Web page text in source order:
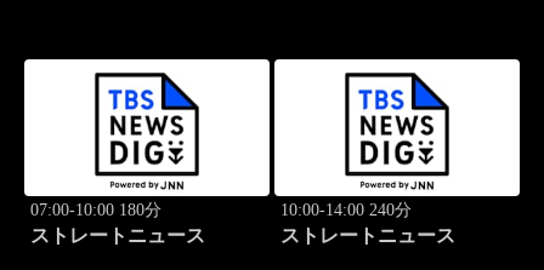
07:00-10:00 180分
ストレートニュース
10:00-14:00 240分
ストレートニュース